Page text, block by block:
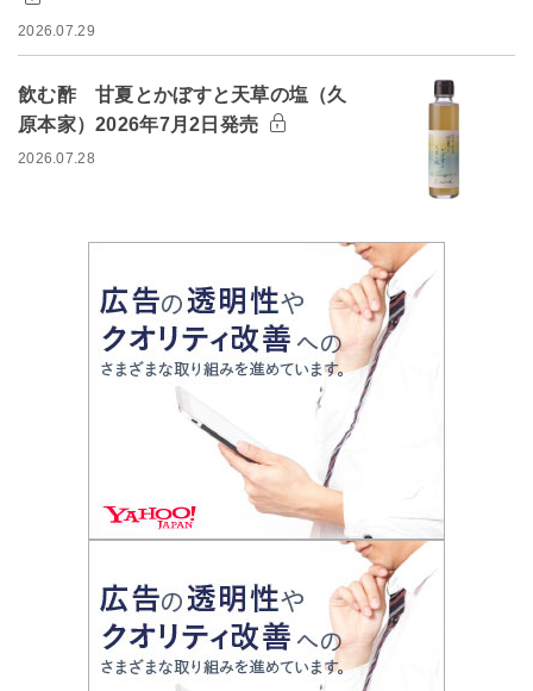
2026.07.29
飲む酢 甘夏とかぼすと天草の塩（久
原本家）2026年7月2日発売
2026.07.28